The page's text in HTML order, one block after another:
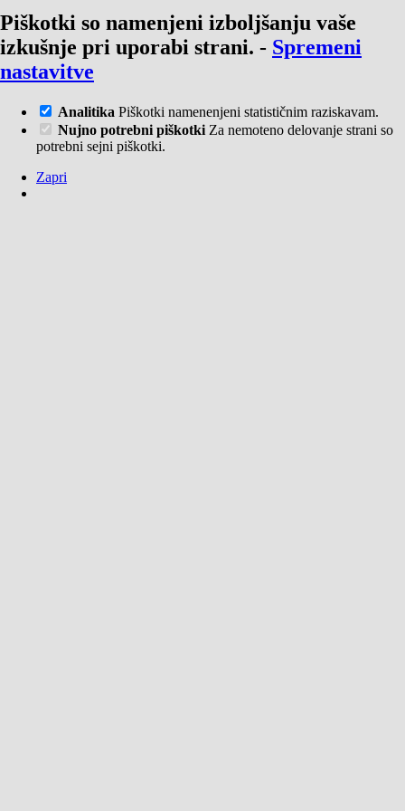
Piškotki so namenjeni izboljšanju vaše
izkušnje pri uporabi strani. - Spremeni
nastavitve
Analitika Piškotki namenenjeni statističnim raziskavam.
Nujno potrebni piškotki Za nemoteno delovanje strani so
potrebni sejni piškotki.
Zapri